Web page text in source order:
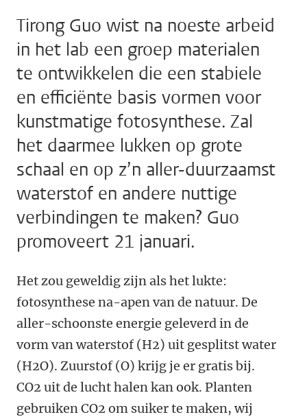
Tirong Guo wist na noeste arbeid
in het lab een groep materialen
te ontwikkelen die een stabiele
en efficiënte basis vormen voor
kunstmatige fotosynthese. Zal
het daarmee lukken op grote
schaal en op z’n aller-duurzaamst
waterstof en andere nuttige
verbindingen te maken? Guo
promoveert 21 januari.
Het zou geweldig zijn als het lukte:
fotosynthese na-apen van de natuur. De
aller-schoonste energie geleverd in de
vorm van waterstof (H2) uit gesplitst water
(H2O). Zuurstof (O) krijg je er gratis bij.
CO2 uit de lucht halen kan ook. Planten
gebruiken CO2 om suiker te maken, wij